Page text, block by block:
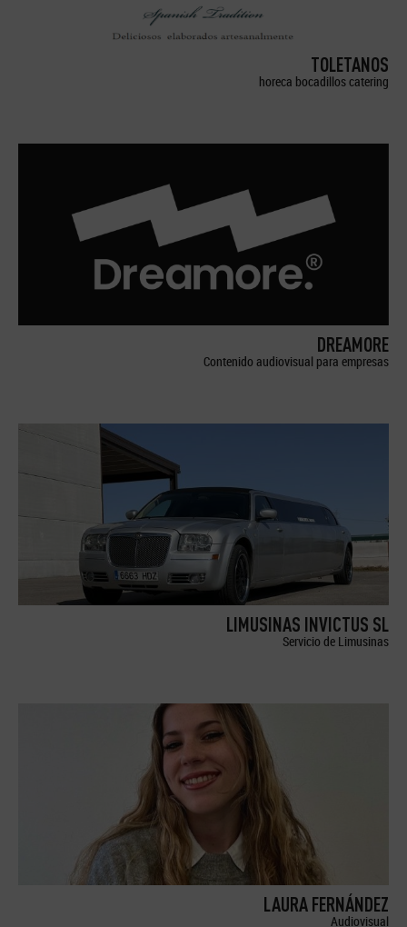
TOLETANOS
horeca bocadillos catering
DREAMORE
Contenido audiovisual para empresas
LIMUSINAS INVICTUS SL
Servicio de Limusinas
LAURA FERNÁNDEZ
Audiovisual